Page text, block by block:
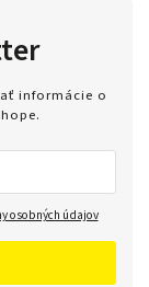
informácie o
osobných údajov